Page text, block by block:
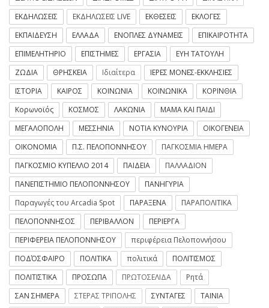
ΕΚΔΗΛΩΣΕΙΣ
ΕΚΔΗΛΩΣΕΙΣ LIVE ΕΚΘΕΣΕΙΣ
ΕΚΛΟΓΕΣ
ΕΚΠΑΙΔΕΥΣΗ
ΕΛΛΑΔΑ ΕΝΟΠΛΕΣ ΔΥΝΑΜΕΙΣ
ΕΠΙΚΑΙΡΟΤΗΤΑ
ΕΠΙΜΕΛΗΤΗΡΙΟ
ΕΠΙΣΤΗΜΕΣ ΕΡΓΑΣΙΑ
ΕΥΗ ΤΑΤΟΥΛΗ
ΖΩΔΙΑ
ΘΡΗΣΚΕΙΑ Ιδιαίτερα
ΙΕΡΕΣ ΜΟΝΕΣ-ΕΚΚΛΗΣΙΕΣ
ΙΣΤΟΡΙΑ
ΚΑΙΡΟΣ ΚΟΙΝΩΝΙΑ ΚΟΙΝΩΝΙΚΑ
ΚΟΡΙΝΘΙΑ
Κορωνοϊός
ΚΟΣΜΟΣ ΛΑΚΩΝΙΑ
ΜΑΜΑ ΚΑΙ ΠΑΙΔΙ
ΜΕΓΑΛΟΠΟΛΗ
ΜΕΣΣΗΝΙΑ ΝΟΤΙΑ ΚΥΝΟΥΡΙΑ
ΟΙΚΟΓΕΝΕΙΑ
ΟΙΚΟΝΟΜΙΑ
Π.Σ. ΠΕΛΟΠΟΝΝΗΣΟΥ
ΠΑΓΚΟΣΜΙΑ ΗΜΕΡΑ
ΠΑΓΚΟΣΜΙΟ ΚΥΠΕΛΛΟ 2014
ΠΑΙΔΕΙΑ
ΠΑΛΛΑΔΙΟΝ
ΠΑΝΕΠΙΣΤΗΜΙΟ ΠΕΛΟΠΟΝΝΗΣΟΥ
ΠΑΝΗΓΥΡΙΑ
Παραγωγές του Arcadia Spot
ΠΑΡΑΞΕΝΑ
ΠΑΡΑΠΟΛΙΤΙΚΑ
ΠΕΛΟΠΟΝΝΗΣΟΣ
ΠΕΡΙΒΑΛΛΟΝ
ΠΕΡΙΕΡΓΑ
ΠΕΡΙΦΕΡΕΙΑ ΠΕΛΟΠΟΝΝΗΣΟΥ
περιφέρεια Πελοποννήσου
ΠΟΔΌΣΦΑΙΡΟ
ΠΟΛΙΤΙΚΑ πολιτικά
ΠΟΛΙΤΙΣΜΟΣ
ΠΟΛΙΤΙΣΤΙΚΑ
ΠΡΟΣΩΠΑ ΠΡΩΤΟΣΕΛΙΔΑ
Ρητά
ΣΑΝ ΣΗΜΕΡΑ
ΣΤΕΡΑΣ ΤΡΙΠΟΛΗΣ ΣΥΝΤΑΓΕΣ
ΤΑΙΝΙΑ